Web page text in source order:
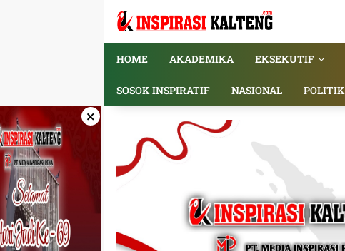
HOME AKADEMIKA EKSEKUTIF
SOSOK INSPIRATIF NASIONAL POLITIK
×